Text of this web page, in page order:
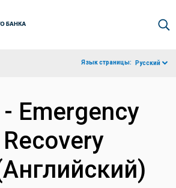
Язык страницы: Русский
Emergency